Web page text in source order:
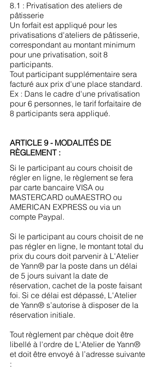
8.1 : Privatisation des ateliers de
pâtisserie
Un forfait est appliqué pour les
privatisations d'ateliers de pâtisserie,
correspondant au montant minimum
pour une privatisation, soit 8
participants.
Tout participant supplémentaire sera
facturé aux prix d'une place standard.
Ex : Dans le cadre d'une privatisation
pour 6 personnes, le tarif forfaitaire de
8 participants sera appliqué.
ARTICLE 9 - MODALITÉS DE
RÈGLEMENT :
Si le participant au cours choisit de
régler en ligne, le règlement se fera
par carte bancaire VISA ou
MASTERCARD ouMAESTRO ou
AMERICAN EXPRESS ou via un
compte Paypal.
Si le participant au cours choisit de ne
pas régler en ligne, le montant total du
prix du cours doit parvenir à L'Atelier
de Yann® par la poste dans un délai
de 5 jours suivant la date de
réservation, cachet de la poste faisant
foi. Si ce délai est dépassé, L'Atelier
de Yann® s’autorise à disposer de la
réservation initiale.
Tout règlement par chèque doit être
libellé à l'ordre de L'Atelier de Yann®
et doit être envoyé à l’adresse suivante
: